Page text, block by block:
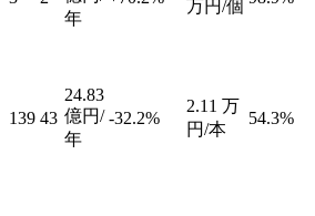
年
万円/個
139 43
24.83
億円/
年
-32.2%
2.11 万
円/本
54.3%